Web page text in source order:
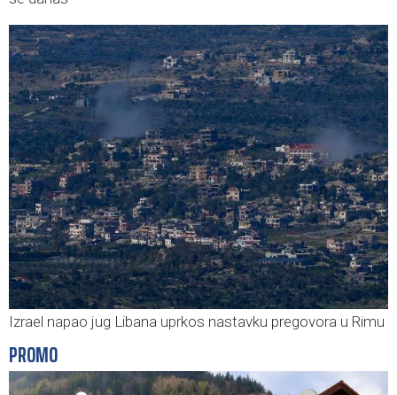
Izrael napao jug Libana uprkos nastavku pregovora u Rimu
PROMO